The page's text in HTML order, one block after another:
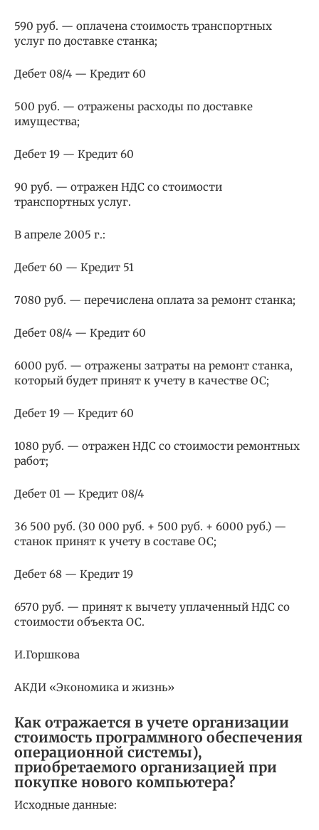
590 руб. — оплачена стоимость транспортных
услуг по доставке станка;
Дебет 08/4 — Кредит 60
500 руб. — отражены расходы по доставке
имущества;
Дебет 19 — Кредит 60
90 руб. — отражен НДС со стоимости
транспортных услуг.
В апреле 2005 г.:
Дебет 60 — Кредит 51
7080 руб. — перечислена оплата за ремонт станка;
Дебет 08/4 — Кредит 60
6000 руб. — отражены затраты на ремонт станка,
который будет принят к учету в качестве ОС;
Дебет 19 — Кредит 60
1080 руб. — отражен НДС со стоимости ремонтных
работ;
Дебет 01 — Кредит 08/4
36 500 руб. (30 000 руб. + 500 руб. + 6000 руб.) —
станок принят к учету в составе ОС;
Дебет 68 — Кредит 19
6570 руб. — принят к вычету уплаченный НДС со
стоимости объекта ОС.
И.Горшкова
АКДИ «Экономика и жизнь»
Как отражается в учете организации
стоимость программного обеспечения
операционной системы),
приобретаемого организацией при
покупке нового компьютера?
Исходные данные: